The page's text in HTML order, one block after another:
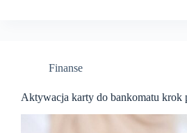
Finanse
Aktywacja karty do bankomatu krok